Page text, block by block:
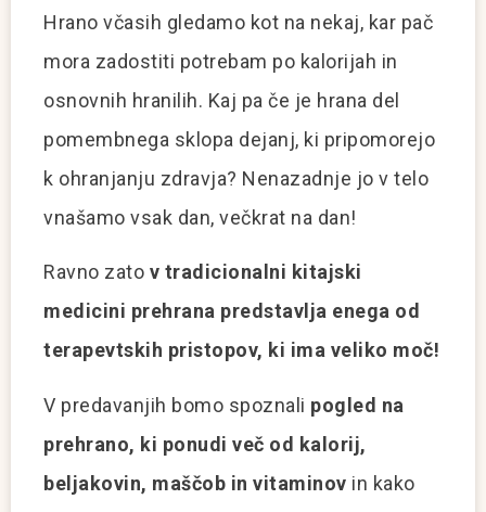
Hrano včasih gledamo kot na nekaj, kar pač
mora zadostiti potrebam po kalorijah in
osnovnih hranilih. Kaj pa če je hrana del
pomembnega sklopa dejanj, ki pripomorejo
k ohranjanju zdravja? Nenazadnje jo v telo
vnašamo vsak dan, večkrat na dan!
Ravno zato v tradicionalni kitajski
medicini prehrana predstavlja enega od
terapevtskih pristopov, ki ima veliko moč!
V predavanjih bomo spoznali pogled na
prehrano, ki ponudi več od kalorij,
beljakovin, maščob in vitaminov in kako